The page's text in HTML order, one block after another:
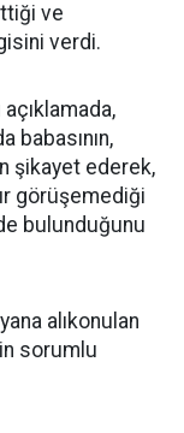
ve
verdi.
açıklamada,
babasının,
şikayet ederek,
görüşemediği
bulunduğunu
alıkonulan
sorumlu